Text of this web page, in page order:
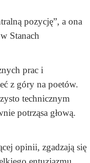
pozycję”, a ona
Stanach
prac i
z góry na poetów.
technicznym
potrząsa głową.
opinii, zgadzają się